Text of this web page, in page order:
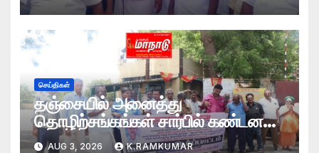
செய்திகள்
தஞ்சையில் அனைத்து
தொழிற்சங்கங்கள் சார்பில் கண்டன
ஆர்ப்பாட்டம்
AUG 3, 2026 K.RAMKUMAR